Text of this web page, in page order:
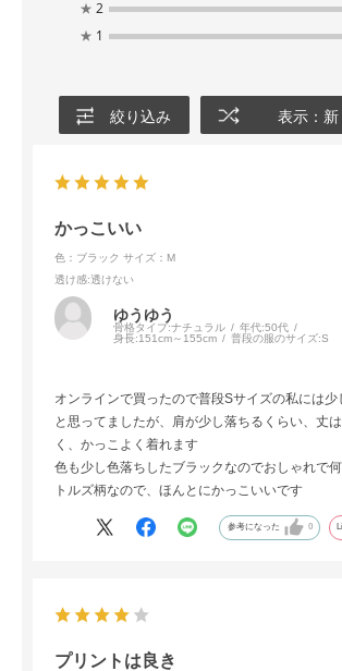
★ 2
★ 1
絞り込み 表示：
かっこいい
色：ブラック サイズ：M
透け感:透けない
ゆうゆう
骨格タイプ:ナチュラル 年代:50代
身長:151cm～155cm 普段の服のサイズ:S
オンラインで買ったので普段Sサイズの私には少
と思ってましたが、肩が少し落ちるくらい、丈
く、かっこよく着れます
色も少し色落ちしたブラックなのでおしゃれで
トルズ柄なので、ほんとにかっこいいです
参考になった 0
プリントは良き